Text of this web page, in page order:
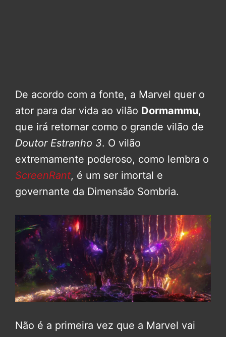
De acordo com a fonte, a Marvel quer o
ator para dar vida ao vilão Dormammu,
que irá retornar como o grande vilão de
Doutor Estranho 3. O vilão
extremamente poderoso, como lembra o
ScreenRant, é um ser imortal e
governante da Dimensão Sombria.
Não é a primeira vez que a Marvel vai